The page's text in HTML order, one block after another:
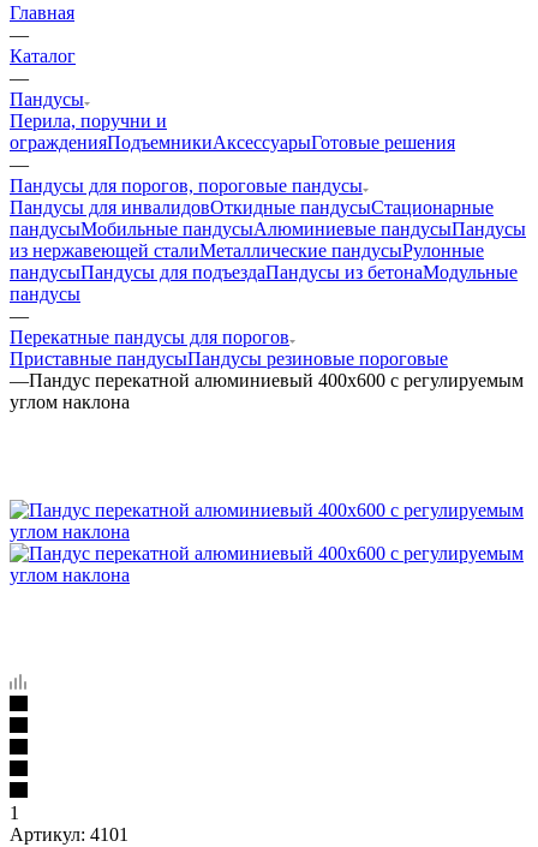
Главная
—
Каталог
—
Пандусы
Перила, поручни и
огражденияПодъемникиАксессуарыГотовые решения
—
Пандусы для порогов, пороговые пандусы
Пандусы для инвалидовОткидные пандусыСтационарные
пандусыМобильные пандусыАлюминиевые пандусыПандусы
из нержавеющей сталиМеталлические пандусыРулонные
пандусыПандусы для подъездаПандусы из бетонаМодульные
пандусы
—
Перекатные пандусы для порогов
Приставные пандусыПандусы резиновые пороговые
—Пандус перекатной алюминиевый 400х600 с регулируемым
углом наклона
1
Артикул: 4101